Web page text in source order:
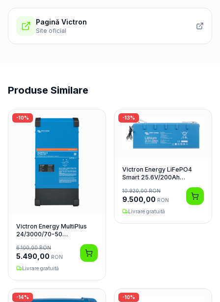
Pagină Victron
Site oficial
Produse Similare
-10%
Victron Energy MultiPlus
24/3000/70-50
6.100,00RON
5.490,00 RON
Livrare gratuită
-13%
Victron Energy LiFePO4
Smart 25.6V/200Ah
10.920,00RON
9.500,00 RON
Livrare gratuită
-14% -10%